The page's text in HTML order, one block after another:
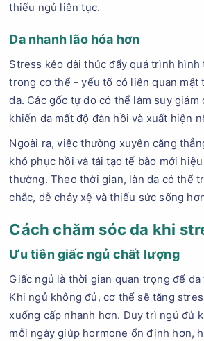
thiếu ngủ liên tục.
Da nhanh lão hóa hơn
Stress kéo dài thúc đẩy quá trình hình
trong cơ thể - yếu tố có liên quan mật
da. Các gốc tự do có thể làm suy giảm
khiến da mất độ đàn hồi và xuất hiện
Ngoài ra, việc thường xuyên căng
khó phục hồi và tái tạo tế bào mới
thường. Theo thời gian, làn da có thể
chắc, dễ chảy xệ và thiếu sức sống
Cách chăm sóc da khi
Ưu tiên giấc ngủ chất lượng
Giấc ngủ là thời gian quan trọng để
Khi ngủ không đủ, cơ thể sẽ tăng
xuống cấp nhanh hơn. Duy trì ngủ đủ
mỗi ngày giúp hormone ổn định hơn,